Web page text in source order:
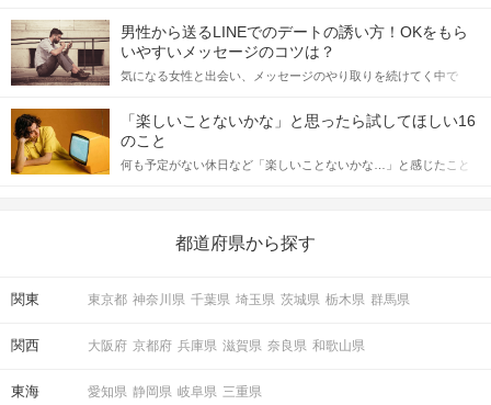
STEP5 マッチング投票
STEP6 結果発表
てアプローチできるかにも左右されます。 これから恋人作りを本
格的に始めようとしている方は、女性が異性を求めて出すサイン
をしっかりと理解し、正しい行動に移せるかどうかが重要。 この
記事では、女性が話しかけて欲しい時に出すサインとその心理を
合にどのような行動に繋げるべきかをご紹介していきます。
男性から送るLINEでのデートの誘い方！OKをもら
いやすいメッセージのコツは？
気になる女性と出会い、メッセージのやり取りを続けてく中で
しかし、中には「どう誘ったらいいの？」とお困りの男性もいら
っしゃるのではないでしょうか。 そこで今回は、男性から女性へ
送るLINEでのデートの誘い方のコツをご紹介します。例文も混じ
えながら解説するので、ぜひ参考にしてください。
「楽しいことないかな」と思ったら試してほしい16
のこと
何も予定がない休日など「楽しいことないかな…」と感じたこと
の楽しいことアイデアを集めました♪ いままさに楽しいことを探し
都道府県から探す
関東 東京都 神奈川県 千葉県 埼玉県 茨城県 栃木県 群馬県
関西 大阪府 京都府 兵庫県 滋賀県 奈良県 和歌山県
東海 愛知県 静岡県 岐阜県 三重県